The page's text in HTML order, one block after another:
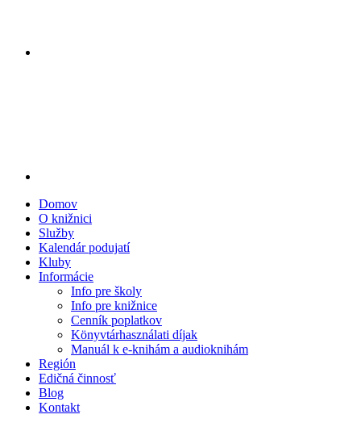
Domov
O knižnici
Služby
Kalendár podujatí
Kluby
Informácie
Info pre školy
Info pre knižnice
Cenník poplatkov
Könyvtárhasználati díjak
Manuál k e-knihám a audioknihám
Región
Edičná činnosť
Blog
Kontakt